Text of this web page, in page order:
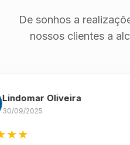
De sonhos a
nossos clientes a
Oliveira
2025